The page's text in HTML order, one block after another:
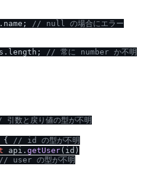
. name ; // null の場合にエラー
. length ; // 常に number か不明
引数と戻り値の型が不明
{ / / id の型が不明
api. getUser(id)
/ / user の型が不明